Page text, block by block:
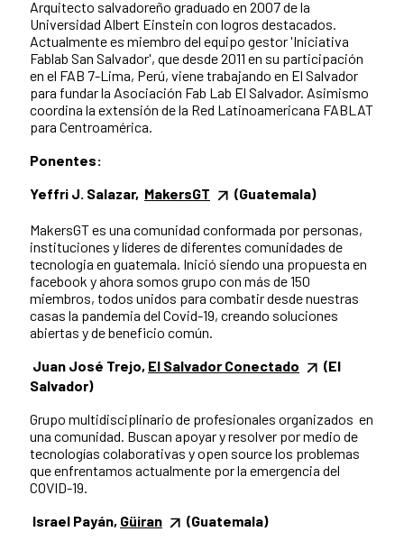
Arquitecto salvadoreño graduado en 2007 de la
Universidad Albert Einstein con logros destacados.
Actualmente es miembro del equipo gestor 'Iniciativa
Fablab San Salvador', que desde 2011 en su participación
en el FAB 7-Lima, Perú, viene trabajando en El Salvador
para fundar la Asociación Fab Lab El Salvador. Asimismo
coordina la extensión de la Red Latinoamericana FABLAT
para Centroamérica.
Ponentes:
Yeffri J. Salazar, MakersGT (Guatemala)
MakersGT es una comunidad conformada por personas,
instituciones y líderes de diferentes comunidades de
tecnologia en guatemala. Inició siendo una propuesta en
facebook y ahora somos grupo con más de 150
miembros, todos unidos para combatir desde nuestras
casas la pandemia del Covid-19, creando soluciones
abiertas y de beneficio común.
Juan José Trejo, El Salvador Conectado
(El
Salvador)
Grupo multidisciplinario de profesionales organizados en
una comunidad. Buscan apoyar y resolver por medio de
tecnologías colaborativas y open source los problemas
que enfrentamos actualmente por la emergencia del
COVID-19.
Israel Payán, Güiran (Guatemala)